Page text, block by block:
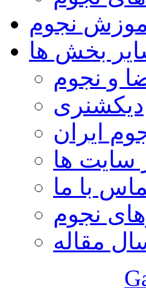
نجوم
بخش ها
و نجوم
دیکشنری
ایران
سایت ها
با ما
نجوم
مقاله